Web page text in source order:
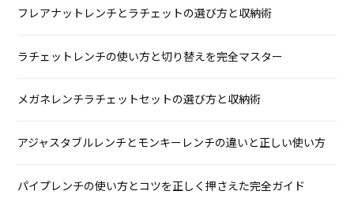
フレアナットレンチとラチェットの選び方と収納術
ラチェットレンチの使い方と切り替えを完全マスター
メガネレンチラチェットセットの選び方と収納術
アジャスタブルレンチとモンキーレンチの違いと正しい使い方
パイプレンチの使い方とコツを正しく押さえた完全ガイド